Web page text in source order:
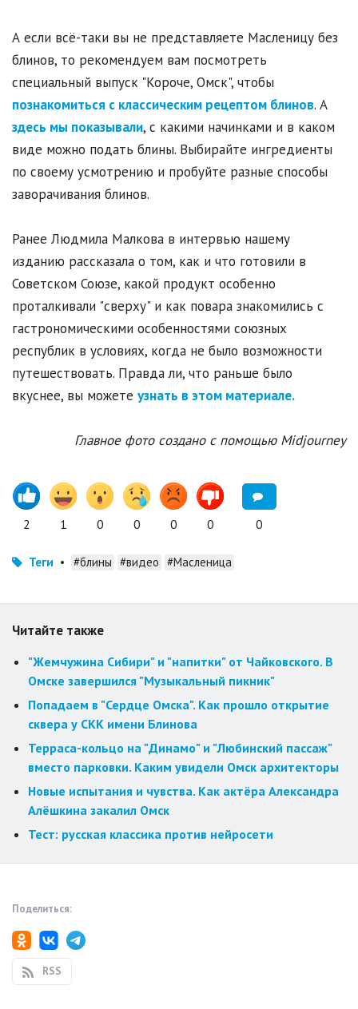
А если всё-таки вы не представляете Масленицу без
блинов, то рекомендуем вам посмотреть
специальный выпуск "Короче, Омск", чтобы
познакомиться с классическим рецептом блинов. А
здесь мы показывали, с какими начинками и в каком
виде можно подать блины. Выбирайте ингредиенты
по своему усмотрению и пробуйте разные способы
заворачивания блинов.
Ранее Людмила Малкова в интервью нашему
изданию рассказала о том, как и что готовили в
Советском Союзе, какой продукт особенно
проталкивали "сверху" и как повара знакомились с
гастрономическими особенностями союзных
республик в условиях, когда не было возможности
путешествовать. Правда ли, что раньше было
вкуснее, вы можете узнать в этом материале.
Главное фото создано с помощью Midjourney
2 1 0 0 0 0 0
Теги • #блины #видео #Масленица
Читайте также
"Жемчужина Сибири" и "напитки" от Чайковского. В
Омске завершился "Музыкальный пикник"
Попадаем в "Сердце Омска". Как прошло открытие
сквера у СКК имени Блинова
Терраса-кольцо на "Динамо" и "Любинский пассаж"
вместо парковки. Каким увидели Омск архитекторы
Новые испытания и чувства. Как актёра Александра
Алёшкина закалил Омск
Тест: русская классика против нейросети
Поделиться:
RSS